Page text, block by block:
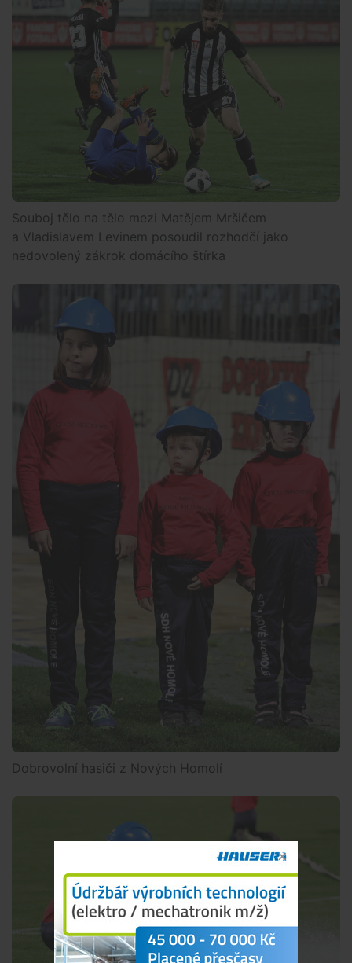
Souboj tělo na tělo mezi Matějem Mršičem
a Vladislavem Levinem posoudil rozhodčí jako
nedovolený zákrok domácího štírka
Dobrovolní hasiči z Nových Homolí